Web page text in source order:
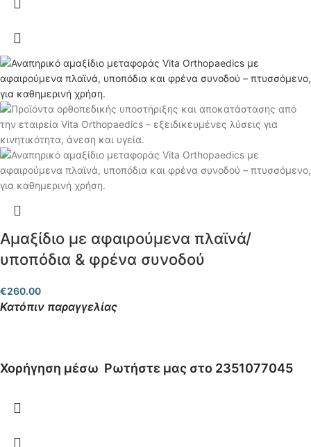
Αμαξίδιο με αφαιρούμενα πλαϊνά/
υποπόδια & φρένα συνοδού
€260.00
Κατόπιν παραγγελίας
Χορήγηση μέσω Ρωτήστε μας στο 2351077045